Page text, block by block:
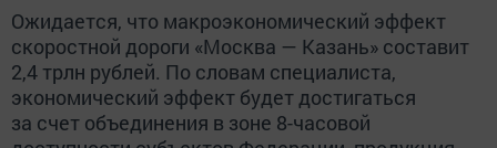
Ожидается, что макроэкономический эффект
скоростной дороги «Москва — Казань» составит
2,4 трлн рублей. По словам специалиста,
экономический эффект будет достигаться
за счет объединения в зоне 8-часовой